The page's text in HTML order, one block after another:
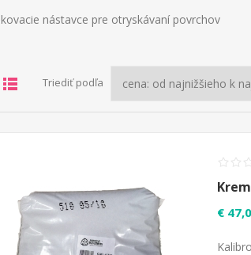
nástavce pre otryskávaní povrchov
Triediť podľa
€